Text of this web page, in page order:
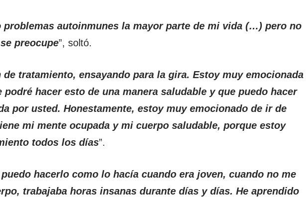
problemas autoinmunes la mayor parte de mi vida (…) pero no
preocupe”, soltó.
de tratamiento, ensayando para la gira. Estoy muy emocionada
podré hacer esto de una manera saludable y que puedo hacer
por usted. Honestamente, estoy muy emocionado de ir de
mi mente ocupada y mi cuerpo saludable, porque estoy
todos los días”.
hacerlo como lo hacía cuando era joven, cuando no me
trabajaba horas insanas durante días y días. He aprendido